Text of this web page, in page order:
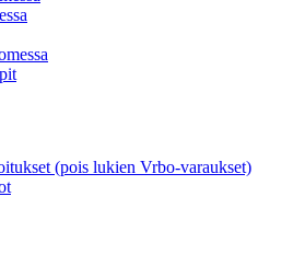
(pois lukien Vrbo-varaukset)